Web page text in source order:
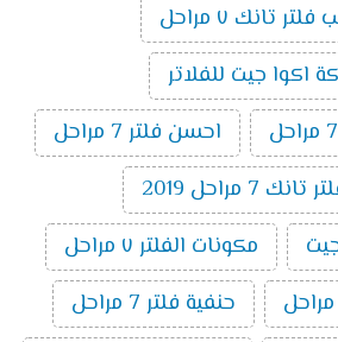
تانك ٧ مراحل
اكوا جيت للفلاتر
احسن فلتر 7 مراحل
7 مراحل 2019
مكونات الفلتر ٧ مراحل
حنفية فلتر 7 مراحل